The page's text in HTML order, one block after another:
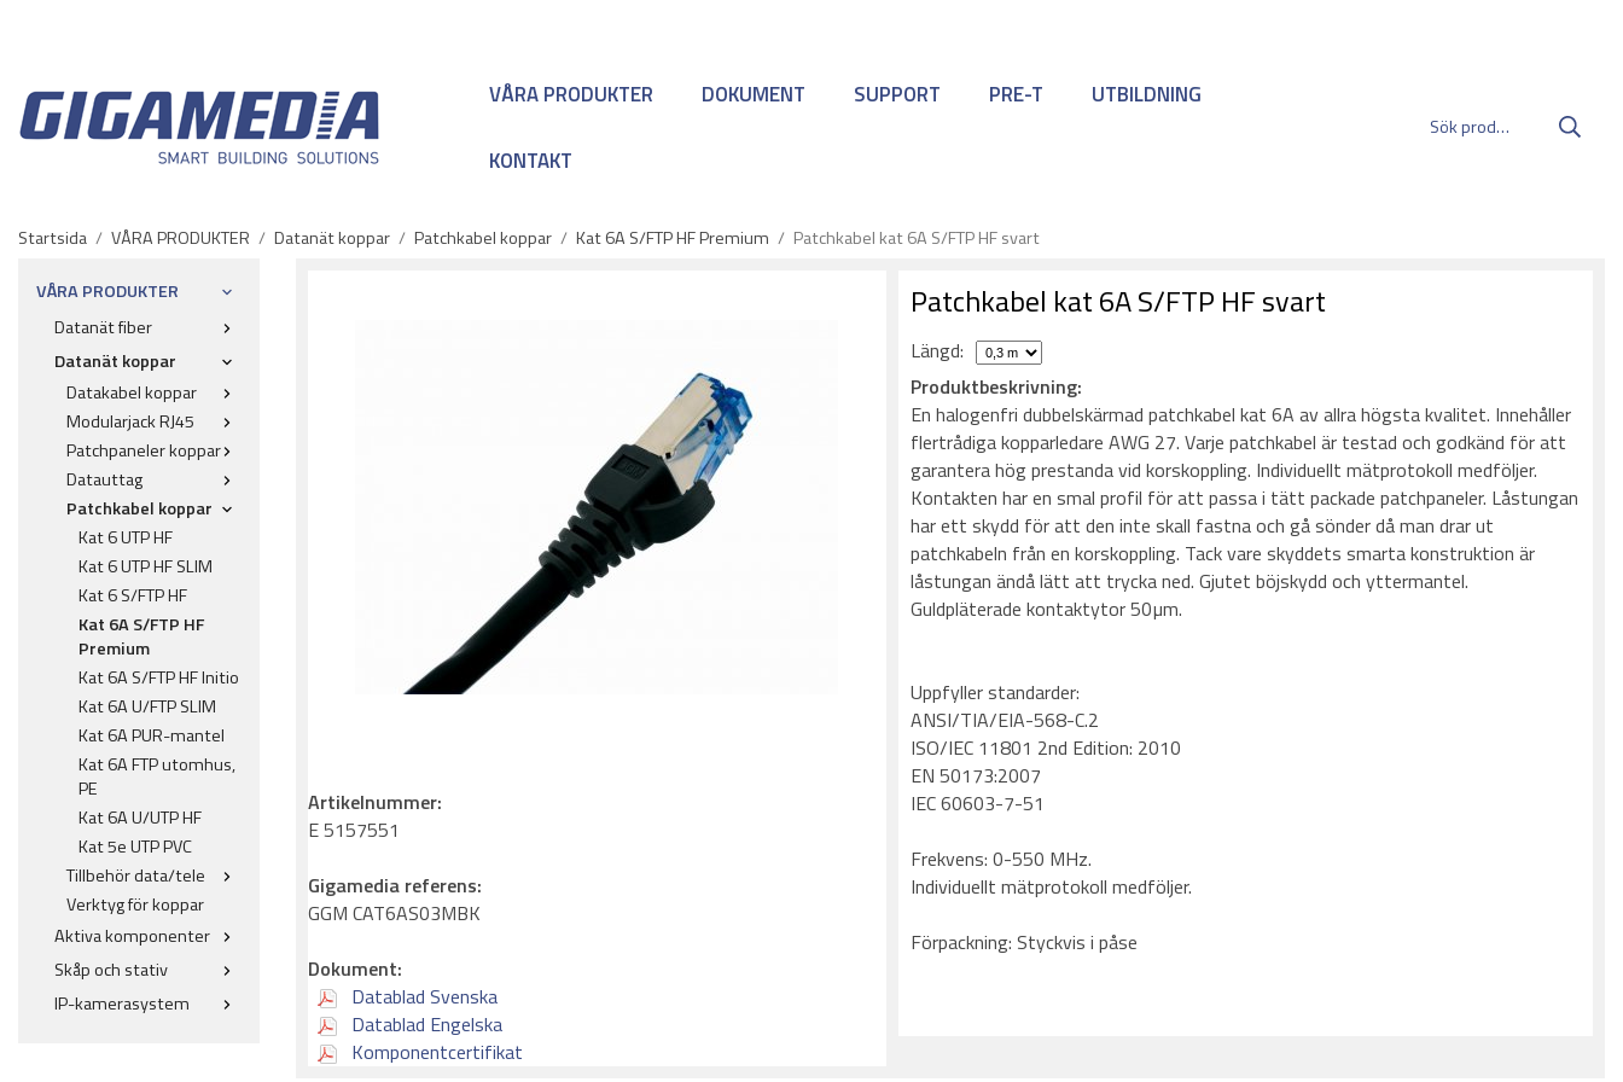
VÅRA PRODUKTER DOKUMENT SUPPORT PRE-T UTBILDNING
KONTAKT
Startsida / VÅRA PRODUKTER / Datanät koppar / Patchkabel koppar / Kat 6A S/FTP HF Premium / Patchkabel kat 6A S/FTP HF svart
VÅRA PRODUKTER
Datanät fiber
Datanät koppar
Datakabel koppar
Modularjack RJ45
Patchpaneler koppar
Datauttag
Patchkabel koppar
Kat 6 UTP HF
Kat 6 UTP HF SLIM
Kat 6 S/FTP HF
Kat 6A S/FTP HF
Premium
Kat 6A S/FTP HF Initio
Kat 6A U/FTP SLIM
Kat 6A PUR-mantel
Kat 6A FTP utomhus,
PE
Kat 6A U/UTP HF
Kat 5e UTP PVC
Tillbehör data/tele
Verktyg för koppar
Aktiva komponenter
Skåp och stativ
IP-kamerasystem
Patchkabel kat 6A S/FTP HF svart
Längd:
Produktbeskrivning:
En halogenfri dubbelskärmad patchkabel kat 6A av allra högsta kvalitet. Innehåller
flertrådiga kopparledare AWG 27. Varje patchkabel är testad och godkänd för att
garantera hög prestanda vid korskoppling. Individuellt mätprotokoll medföljer.
Kontakten har en smal profil för att passa i tätt packade patchpaneler. Låstungan
har ett skydd för att den inte skall fastna och gå sönder då man drar ut
patchkabeln från en korskoppling. Tack vare skyddets smarta konstruktion är
låstungan ändå lätt att trycka ned. Gjutet böjskydd och yttermantel.
Guldpläterade kontaktytor 50µm.
Uppfyller standarder:
ANSI/TIA/EIA-568-C.2
ISO/IEC 11801 2nd Edition: 2010
EN 50173:2007
IEC 60603-7-51
Frekvens: 0-550 MHz.
Individuellt mätprotokoll medföljer.
Förpackning: Styckvis i påse
Artikelnummer:
E 5157551
Gigamedia referens:
GGM CAT6AS03MBK
Dokument:
Datablad Svenska
Datablad Engelska
Komponentcertifikat